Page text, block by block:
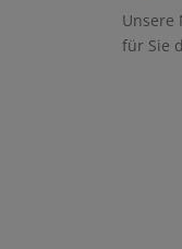
Unsere
für Sie